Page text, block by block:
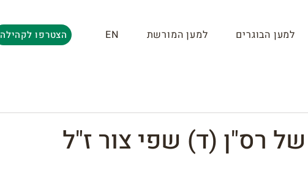
הצטרפו לקהילה למען הבוגרים למען המורשת EN
רס"ן (ד) שפי צור ז"ל